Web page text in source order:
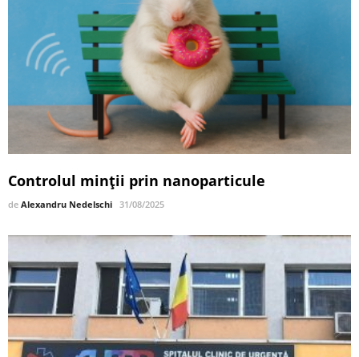
Controlul minții prin nanoparticule
de Alexandru Nedelschi 31/08/2025